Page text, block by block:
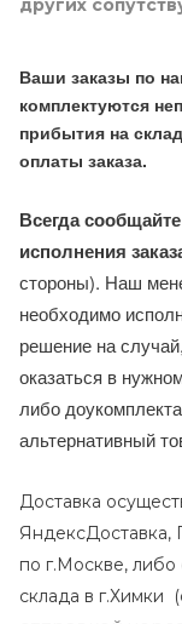
других
Ваши заказы по
комплектуются
прибытия на
оплаты заказа.
Всегда
исполнения
стороны). Наш
необходимо
решение на
оказаться в
либо
альтернативный
Доставка
по г.Москве, либо
склада в г.Химки